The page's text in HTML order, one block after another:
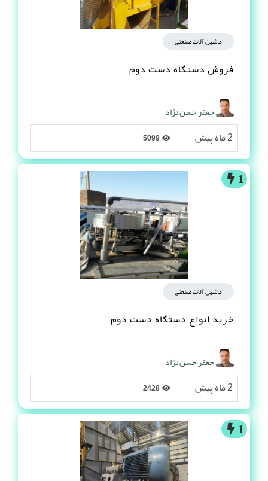
ماشین آلات صنعتی
فروش دستگاه دست دوم
جعفر حسن نژاد
2 ماه پیش
1
ماشین آلات صنعتی
خرید انواع دستگاه دست دوم
جعفر حسن نژاد
2 ماه پیش
1